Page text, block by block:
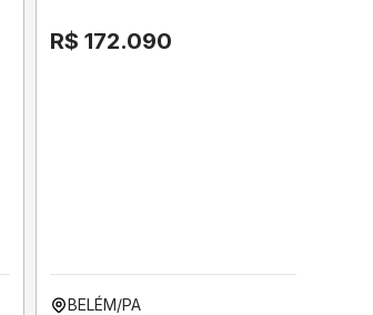
R$ 172.090
BELÉM/PA